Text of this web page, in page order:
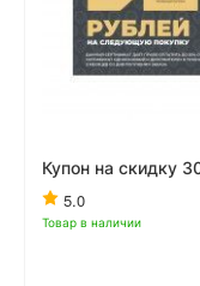
Купон на скидку
5.0
Товар в наличии